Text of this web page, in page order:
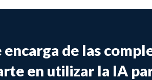
encarga de las
en utilizar la IA